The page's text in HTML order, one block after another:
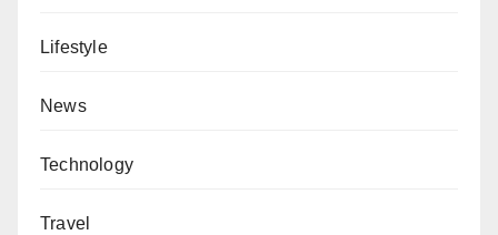
Lifestyle
News
Technology
Travel